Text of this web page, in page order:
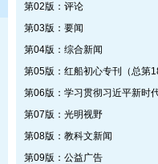
第02版：评论
第03版：要闻
第04版：综合新闻
第07版：光明视野
第08版：教科文新闻
第09版：公益广告